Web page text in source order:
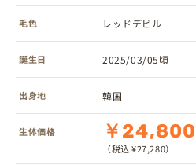
毛色 レッドデビル
誕生日 2025/03/05頃
出身地 韓国
生体価格 ￥24,800
（税込 ¥27,280）